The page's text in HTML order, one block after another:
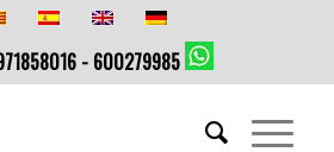
- 600279985